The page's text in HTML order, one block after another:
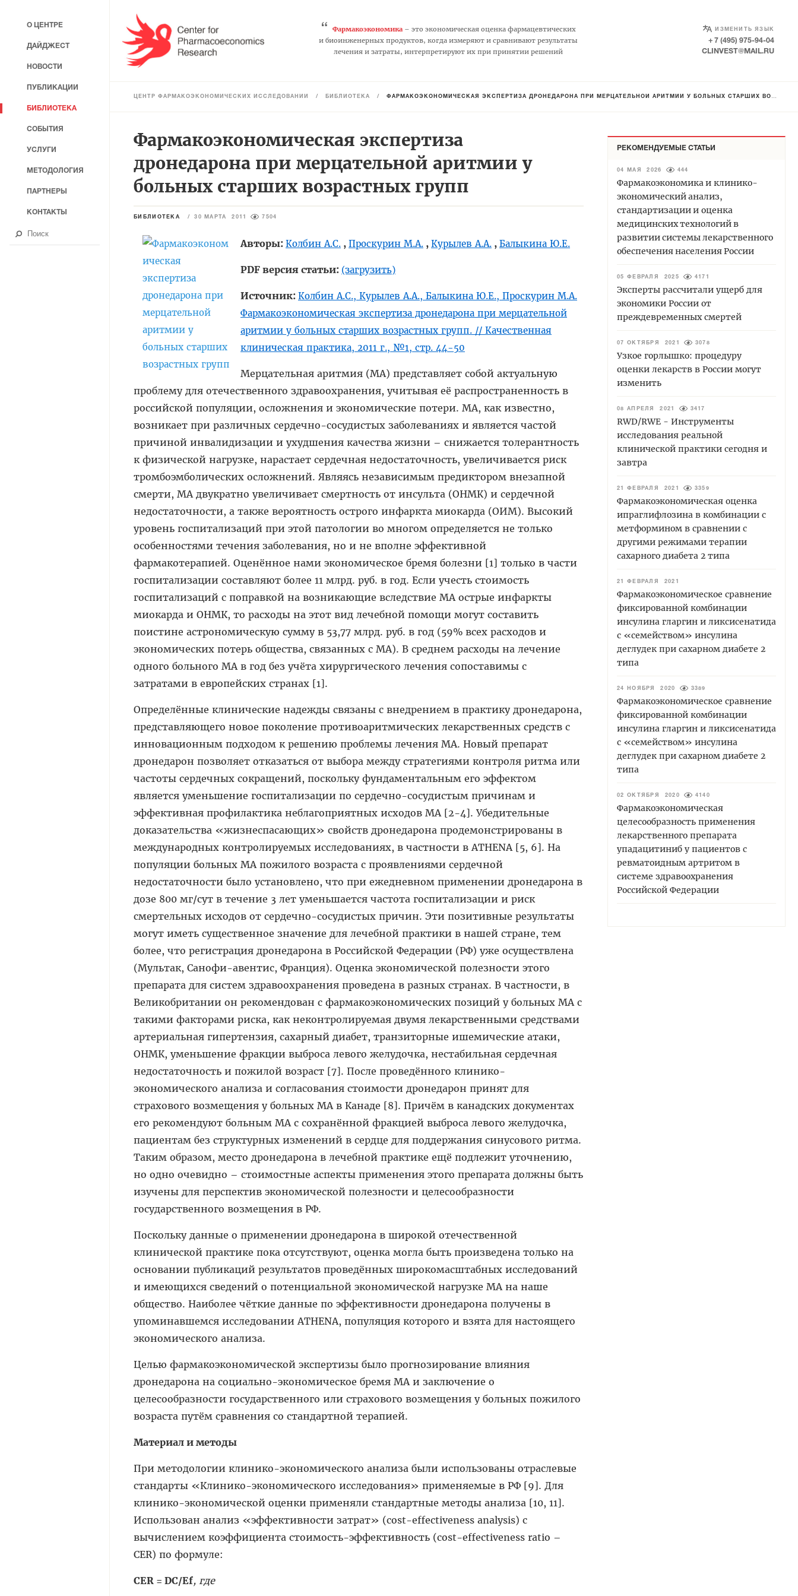
“ Фармакоэкономика– это экономическая оценка фармацевтических
и биоинженерных продуктов, когда измеряют и сравнивают результаты
лечения и затраты, интерпретируют их при принятии решений
ИЗМЕНИТЬ ЯЗЫК
SELECT LANGUAGE
+ 7 (495) 975-94-04
CLINVEST@MAIL.RU
ЦЕНТР ФАРМАКОЭКОНОМИЧЕСКИХ ИССЛЕДОВАНИЙ / БИБЛИОТЕКА / ФАРМАКОЭКОНОМИЧЕСКАЯ ЭКСПЕРТИЗА ДРОНЕДАРОНА ПРИ МЕРЦАТЕЛЬНОЙ АРИТМИИ У БОЛЬНЫХ СТАРШИХ ВОЗРАСТНЫХ ГРУПП
Фармакоэкономическая экспертиза
дронедарона при мерцательной аритмии у
больных старших возрастных групп
БИБЛИОТЕКА / 30 МАРТА 2011 7504
Авторы: Колбин А.С. , Проскурин М.А. , Курылев А.А. , Балыкина Ю.Е.
PDF версия статьи: (загрузить)
Источник: Колбин А.С., Курылев А.А., Балыкина Ю.Е., Проскурин М.А.
Фармакоэкономическая экспертиза дронедарона при мерцательной
аритмии у больных старших возрастных групп. // Качественная
клиническая практика, 2011 г., №1, стр. 44-50
Мерцательная аритмия (МА) представляет собой актуальную
проблему для отечественного здравоохранения, учитывая её распространенность в
российской популяции, осложнения и экономические потери. МА, как известно,
возникает при различных сердечно-сосудистых заболеваниях и является частой
причиной инвалидизации и ухудшения качества жизни – снижается толерантность
к физической нагрузке, нарастает сердечная недостаточность, увеличивается риск
тромбоэмболических осложнений. Являясь независимым предиктором внезапной
смерти, МА двукратно увеличивает смертность от инсульта (ОНМК) и сердечной
недостаточности, а также вероятность острого инфаркта миокарда (ОИМ). Высокий
уровень госпитализаций при этой патологии во многом определяется не только
особенностями течения заболевания, но и не вполне эффективной
фармакотерапией. Оценённое нами экономическое бремя болезни [1] только в части
госпитализации составляют более 11 млрд. руб. в год. Если учесть стоимость
госпитализаций с поправкой на возникающие вследствие МА острые инфаркты
миокарда и ОНМК, то расходы на этот вид лечебной помощи могут составить
поистине астрономическую сумму в 53,77 млрд. руб. в год (59% всех расходов и
экономических потерь общества, связанных с МА). В среднем расходы на лечение
одного больного МА в год без учёта хирургического лечения сопоставимы с
затратами в европейских странах [1].
Определённые клинические надежды связаны с внедрением в практику дронедарона,
представляющего новое поколение противоаритмических лекарственных средств с
инновационным подходом к решению проблемы лечения МА. Новый препарат
дронедарон позволяет отказаться от выбора между стратегиями контроля ритма или
частоты сердечных сокращений, поскольку фундаментальным его эффектом
является уменьшение госпитализации по сердечно-сосудистым причинам и
эффективная профилактика неблагоприятных исходов МА [2-4]. Убедительные
доказательства «жизнеспасающих» свойств дронедарона продемонстрированы в
международных контролируемых исследованиях, в частности в ATHENA [5, 6]. На
популяции больных МА пожилого возраста с проявлениями сердечной
недостаточности было установлено, что при ежедневном применении дронедарона в
дозе 800 мг/сут в течение 3 лет уменьшается частота госпитализации и риск
смертельных исходов от сердечно-сосудистых причин. Эти позитивные результаты
могут иметь существенное значение для лечебной практики в нашей стране, тем
более, что регистрация дронедарона в Российской Федерации (РФ) уже осуществлена
(Мультак, Санофи-авентис, Франция). Оценка экономической полезности этого
препарата для систем здравоохранения проведена в разных странах. В частности, в
Великобритании он рекомендован с фармакоэкономических позиций у больных МА с
такими факторами риска, как неконтролируемая двумя лекарственными средствами
артериальная гипертензия, сахарный диабет, транзиторные ишемические атаки,
ОНМК, уменьшение фракции выброса левого желудочка, нестабильная сердечная
недостаточность и пожилой возраст [7]. После проведённого клинико-
экономического анализа и согласования стоимости дронедарон принят для
страхового возмещения у больных МА в Канаде [8]. Причём в канадских документах
его рекомендуют больным МА с сохранённой фракцией выброса левого желудочка,
пациентам без структурных изменений в сердце для поддержания синусового ритма.
Таким образом, место дронедарона в лечебной практике ещё подлежит уточнению,
но одно очевидно – стоимостные аспекты применения этого препарата должны быть
изучены для перспектив экономической полезности и целесообразности
государственного возмещения в РФ.
Поскольку данные о применении дронедарона в широкой отечественной
клинической практике пока отсутствуют, оценка могла быть произведена только на
основании публикаций результатов проведённых широкомасштабных исследований
и имеющихся сведений о потенциальной экономической нагрузке МА на наше
общество. Наиболее чёткие данные по эффективности дронедарона получены в
упоминавшемся исследовании ATHENA, популяция которого и взята для настоящего
экономического анализа.
Целью фармакоэкономической экспертизы было прогнозирование влияния
дронедарона на социально-экономическое бремя МА и заключение о
целесообразности государственного или страхового возмещения у больных пожилого
возраста путём сравнения со стандартной терапией.
Материал и методы
При методологии клинико-экономического анализа были использованы отраслевые
стандарты «Клинико-экономического исследования» применяемые в РФ [9]. Для
клинико-экономической оценки применяли стандартные методы анализа [10, 11].
Использован анализ «эффективности затрат» (cost-effectiveness analysis) с
вычислением коэффициента стоимость-эффективность (cost-effectiveness ratio –
CER) по формуле:
CER = DC/Ef, где
РЕКОМЕНДУЕМЫЕ СТАТЬИ
04 МАЯ 2026 444
Фармакоэкономика и клинико-
экономический анализ,
стандартизации и оценка
медицинских технологий в
развитии системы лекарственного
обеспечения населения России
05 ФЕВРАЛЯ 2025 4171
Эксперты рассчитали ущерб для
экономики России от
преждевременных смертей
07 ОКТЯБРЯ 2021 3078
Узкое горлышко: процедуру
оценки лекарств в России могут
изменить
08 АПРЕЛЯ 2021 3417
RWD/RWE - Инструменты
исследования реальной
клинической практики сегодня и
завтра
21 ФЕВРАЛЯ 2021 3359
Фармакоэкономическая оценка
ипраглифлозина в комбинации с
метформином в сравнении с
другими режимами терапии
сахарного диабета 2 типа
21 ФЕВРАЛЯ 2021
Фармакоэкономическое сравнение
фиксированной комбинации
инсулина гларгин и ликсисенатида
с «семейством» инсулина
деглудек при сахарном диабете 2
типа
24 НОЯБРЯ 2020 3389
Фармакоэкономическое сравнение
фиксированной комбинации
инсулина гларгин и ликсисенатида
с «семейством» инсулина
деглудек при сахарном диабете 2
типа
02 ОКТЯБРЯ 2020 4140
Фармакоэкономическая
целесообразность применения
лекарственного препарата
упадацитиниб у пациентов с
ревматоидным артритом в
системе здравоохранения
Российской Федерации
О ЦЕНТРЕ
ДАЙДЖЕСТ
НОВОСТИ
ПУБЛИКАЦИИ
БИБЛИОТЕКА
СОБЫТИЯ
УСЛУГИ
МЕТОДОЛОГИЯ
ПАРТНЕРЫ
КОНТАКТЫ